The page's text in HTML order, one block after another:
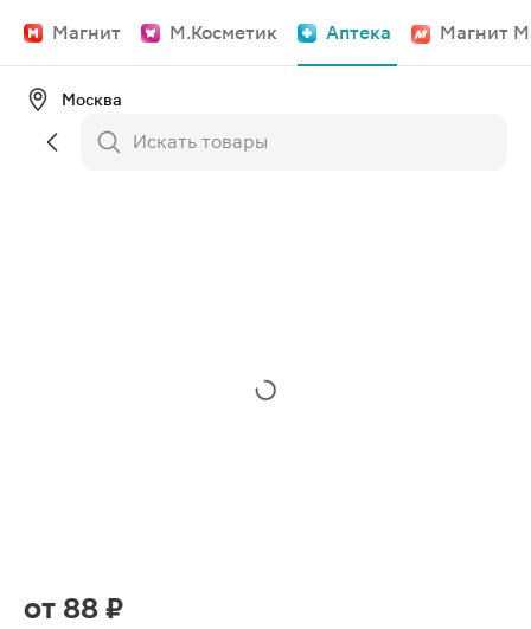
Магнит М.Косметик Аптека Магнит
Москва
от 88 ₽